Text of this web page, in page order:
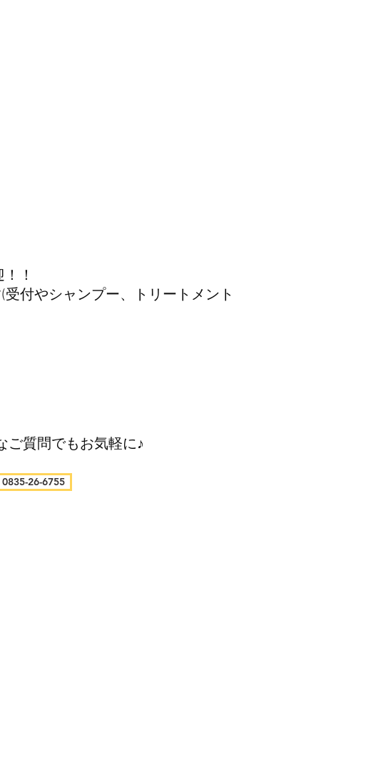
！
付やシャンプー、トリートメント
質問でもお気軽に♪
26-6755